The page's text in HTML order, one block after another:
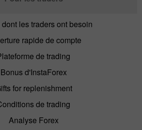
les traders ont besoin
rapide de compte
de trading
Bonus d'InstaForex
for replenishment
de trading
Analyse Forex